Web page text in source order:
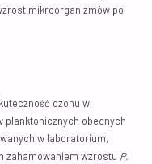
mikroorganizmów po
ozonu w
planktonicznych obecnych
w laboratorium,
zahamowaniem wzrostu P.